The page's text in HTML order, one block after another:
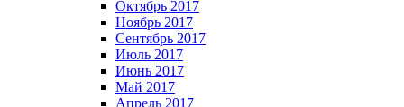
Октябрь 2017
Ноябрь 2017
Сентябрь 2017
Июль 2017
Июнь 2017
Май 2017
Апрель 2017